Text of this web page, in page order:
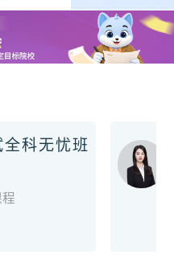
全科无忧班